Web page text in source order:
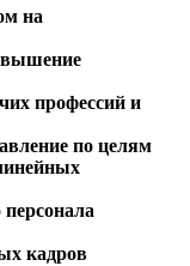
на
профессий и
по целям
кадров